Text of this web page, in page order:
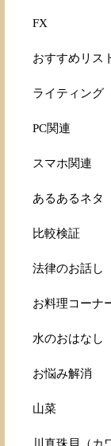
FX
おすすめリス
ライティング
PC関連
スマホ関連
あるあるネタ
比較検証
法律のお話し
お料理コーナ
水のおはなし
お悩み解消
山菜